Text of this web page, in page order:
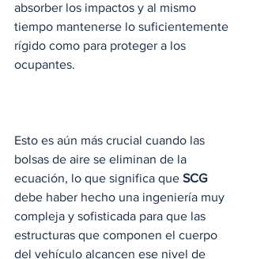
absorber los impactos y al mismo
tiempo mantenerse lo suficientemente
rígido como para proteger a los
ocupantes.
Esto es aún más crucial cuando las
bolsas de aire se eliminan de la
ecuación, lo que significa que SCG
debe haber hecho una ingeniería muy
compleja y sofisticada para que las
estructuras que componen el cuerpo
del vehículo alcancen ese nivel de